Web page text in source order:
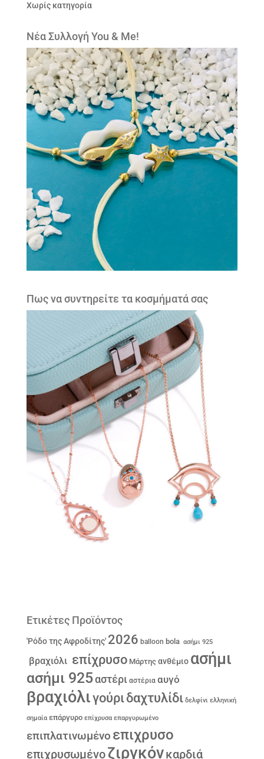
Χωρίς κατηγορία
Νέα Συλλογή You & Me!
Πως να συντηρείτε τα κοσμήματά σας
Ετικέτες Προϊόντος
'Ρόδο της Αφροδίτης' 2026 balloon bola ασήμι 925
βραχιόλι επίχρυσο Μάρτης ανθέμιο ασήμι
ασήμι 925αστέρι αστέρια αυγό
βραχιόλιγούριδαχτυλίδι δελφίνι ελληνική
σημαία επάργυρο επίχρυσα επαργυρωμένο
επιπλατινωμένο επιχρυσο
επιχρυσωμένοζιργκόνκαρδιά